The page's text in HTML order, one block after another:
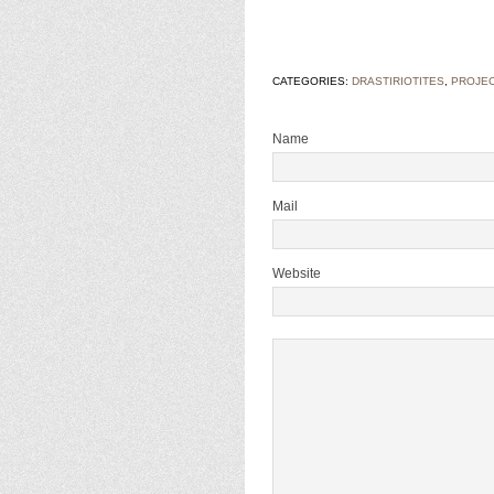
CATEGORIES: DRASTIRIOTITES
Name
Mail
Website